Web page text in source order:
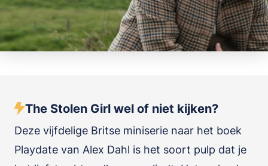
The Stolen Girl wel of niet kijken?
Deze vijfdelige Britse miniserie naar het boek
Playdate van Alex Dahl is het soort pulp dat je